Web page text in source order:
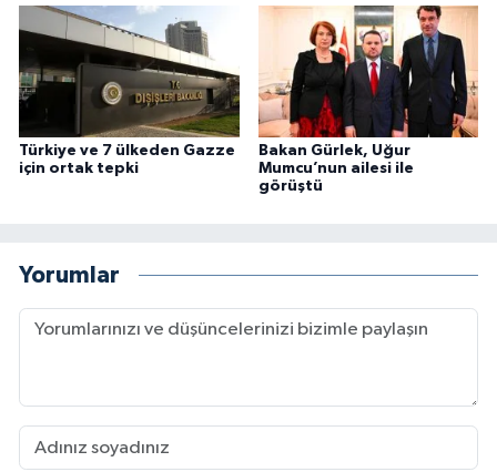
Türkiye ve 7 ülkeden Gazze
için ortak tepki
Bakan Gürlek, Uğur
Mumcu’nun ailesi ile
görüştü
Yorumlar